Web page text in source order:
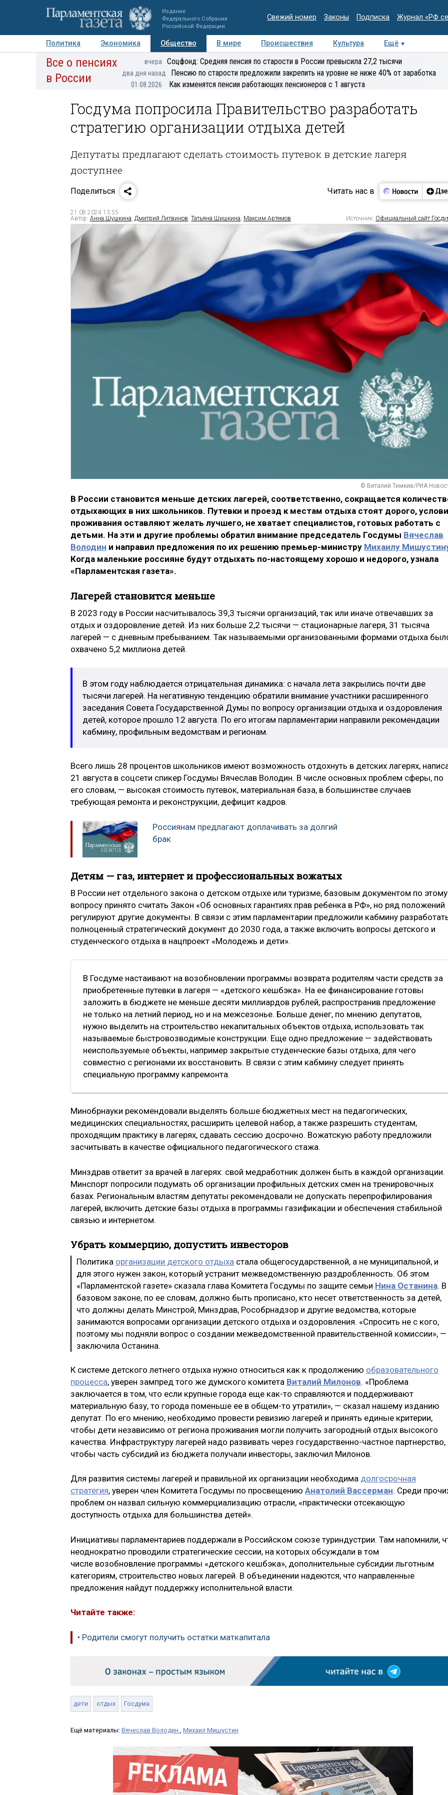
Издание
Федерального Собрания
Российской Федерации
Свежий номер Законы Подписка Журнал «РФ
Политика Экономика Общество В мире Происшествия Культура
Ещё
Авторы Персоны Мнения Регионы Медиацентр Интервью Колумнисты
Все о пенсиях
в России
вчера Соцфонд: Средняя пенсия по старости в России превысила 27,2 тысячи
два дня назад Пенсию по старости предложили закрепить на уровне не ниже 40% от заработка
01.08.2026 Как изменятся пенсии работающих пенсионеров с 1 августа
Госдума попросила Правительство разработать
стратегию организации отдыха детей
Депутаты предлагают сделать стоимость путевок в детские лагеря
доступнее
Поделиться Читать нас в
21.08.2024 13:55
Автор: Анна Шушкина Дмитрий Литвинов Татьяна Шишкина Максим Артемов Источник: Официальный сайт
© Виталий Тимкив/РИА
В России становится меньше детских лагерей, соответственно, сокращается
отдыхающих в них школьников. Путевки и проезд к местам отдыха стоят дорого,
проживания оставляют желать лучшего, не хватает специалистов, готовых работать с
детьми. На эти и другие проблемы обратил внимание председатель Госдумы Вячеслав
Володин и направил предложения по их решению премьер-министру Михаилу
Когда маленькие россияне будут отдыхать по-настоящему хорошо и недорого, узнала
«Парламентская газета».
Лагерей становится меньше
В 2023 году в России насчитывалось 39,3 тысячи организаций, так или иначе отвечавших за
отдых и оздоровление детей. Из них больше 2,2 тысячи — стационарные лагеря, 31 тысяча
лагерей — с дневным пребыванием. Так называемыми организованными формами отдыха
охвачено 5,2 миллиона детей.
В этом году наблюдается отрицательная динамика: с начала лета закрылись почти две
тысячи лагерей. На негативную тенденцию обратили внимание участники расширенного
заседания Совета Государственной Думы по вопросу организации отдыха и оздоровления
детей, которое прошло 12 августа. По его итогам парламентарии направили рекомендации
кабмину, профильным ведомствам и регионам.
Всего лишь 28 процентов школьников имеют возможность отдохнуть в детских лагерях,
21 августа в соцсети спикер Госдумы Вячеслав Володин. В числе основных проблем сферы, по
его словам, — высокая стоимость путевок, материальная база, в большинстве случаев
требующая ремонта и реконструкции, дефицит кадров.
Россиянам предлагают доплачивать за долгий
брак
Детям — газ, интернет и профессиональных вожатых
В России нет отдельного закона о детском отдыхе или туризме, базовым документом по этому
вопросу принято считать Закон «Об основных гарантиях прав ребенка в РФ», но ряд положений
регулируют другие документы. В связи с этим парламентарии предложили кабмину
полноценный стратегический документ до 2030 года, а также включить вопросы детского и
студенческого отдыха в нацпроект «Молодежь и дети».
В Госдуме настаивают на возобновлении программы возврата родителям части средств за
приобретенные путевки в лагеря — «детского кешбэка». На ее финансирование готовы
заложить в бюджете не меньше десяти миллиардов рублей, распространив предложение
не только на летний период, но и на межсезонье. Больше денег, по мнению депутатов,
нужно выделить на строительство некапитальных объектов отдыха, использовать так
называемые быстровозводимые конструкции. Еще одно предложение — задействовать
неиспользуемые объекты, например закрытые студенческие базы отдыха, для чего
совместно с регионами их восстановить. В связи с этим кабмину следует принять
специальную программу капремонта.
Минобрнауки рекомендовали выделять больше бюджетных мест на педагогических,
медицинских специальностях, расширить целевой набор, а также разрешить студентам,
проходящим практику в лагерях, сдавать сессию досрочно. Вожатскую работу предложили
засчитывать в качестве официального педагогического стажа.
Минздрав ответит за врачей в лагерях: свой медработник должен быть в каждой организации.
Минспорт попросили подумать об организации профильных детских смен на тренировочных
базах. Региональным властям депутаты рекомендовали не допускать перепрофилирования
лагерей, включить детские базы отдыха в программы газификации и обеспечения стабильной
связью и интернетом.
Убрать коммерцию, допустить инвесторов
Политика организации детского отдыха стала общегосударственной, а не муниципальной, и
для этого нужен закон, который устранит межведомственную раздробленность. Об этом
«Парламентской газете» сказала глава Комитета Госдумы по защите семьи Нина Останина. В
базовом законе, по ее словам, должно быть прописано, кто несет ответственность за детей,
что должны делать Минстрой, Минздрав, Рособрнадзор и другие ведомства, которые
занимаются вопросами организации детского отдыха и оздоровления. «Спросить не с кого,
поэтому мы подняли вопрос о создании межведомственной правительственной комиссии», —
заключила Останина.
К системе детского летнего отдыха нужно относиться как к продолжению образовательного
процесса, уверен зампред того же думского комитета Виталий Милонов. «Проблема
заключается в том, что если крупные города еще как-то справляются и поддерживают
материальную базу, то города поменьше ее в общем-то утратили», — сказал нашему изданию
депутат. По его мнению, необходимо провести ревизию лагерей и принять единые критерии,
чтобы дети независимо от региона проживания могли получить загородный отдых высокого
качества. Инфраструктуру лагерей надо развивать через государственно-частное партнерство,
чтобы часть субсидий из бюджета получали инвесторы, заключил Милонов.
Для развития системы лагерей и правильной их организации необходима долгосрочная
стратегия, уверен член Комитета Госдумы по просвещению Анатолий Вассерман. Среди
проблем он назвал сильную коммерциализацию отрасли, «практически отсекающую
доступность отдыха для большинства детей».
Инициативы парламентариев поддержали в Российском союзе туриндустрии. Там напомнили,
неоднократно проводили стратегические сессии, на которых обсуждали в том
числе возобновление программы «детского кешбэка», дополнительные субсидии льготным
категориям, строительство новых лагерей. В объединении надеются, что направленные
предложения найдут поддержку исполнительной власти.
Читайте также:
• Родители смогут получить остатки маткапитала
дети отдых Госдума
Ещё материалы: Вячеслав Володин Михаил Мишустин